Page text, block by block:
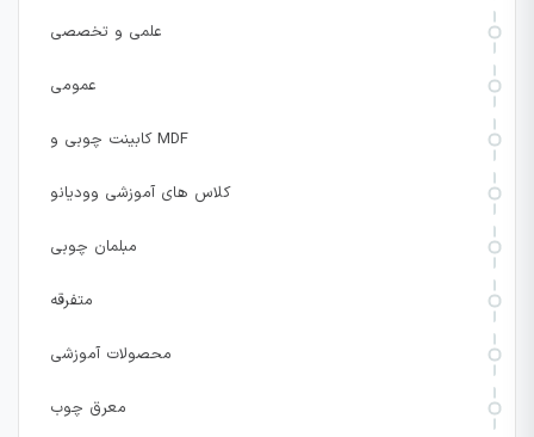
علمی و تخصصی
عمومی
کابینت چوبی و MDF
کلاس های آموزشی وودیانو
مبلمان چوبی
متفرقه
محصولات آموزشی
معرق چوب